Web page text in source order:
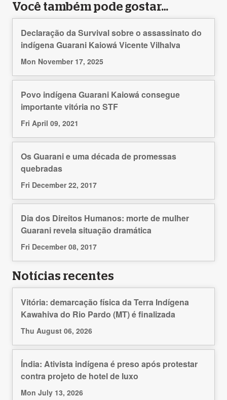
Você também pode gostar…
Declaração da Survival sobre o assassinato do
indígena Guarani Kaiowá Vicente Vilhalva
Mon November 17, 2025
Povo indígena Guarani Kaiowá consegue
importante vitória no STF
Fri April 09, 2021
Os Guarani e uma década de promessas
quebradas
Fri December 22, 2017
Dia dos Direitos Humanos: morte de mulher
Guarani revela situação dramática
Fri December 08, 2017
Notícias recentes
Vitória: demarcação física da Terra Indígena
Kawahiva do Rio Pardo (MT) é finalizada
Thu August 06, 2026
Índia: Ativista indígena é preso após protestar
contra projeto de hotel de luxo
Mon July 13, 2026